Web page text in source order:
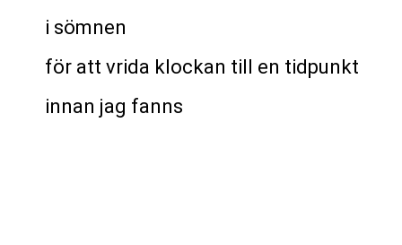
i sömnen
för att vrida klockan till en tidpunkt
innan jag fanns